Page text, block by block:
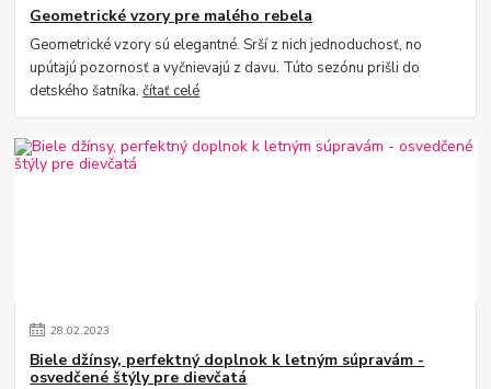
Geometrické vzory pre malého rebela
Geometrické vzory sú elegantné. Srší z nich jednoduchosť, no
upútajú pozornosť a vyčnievajú z davu. Túto sezónu prišli do
detského šatníka.čítať celé
28.02.2023
Biele džínsy, perfektný doplnok k letným súpravám -
osvedčené štýly pre dievčatá